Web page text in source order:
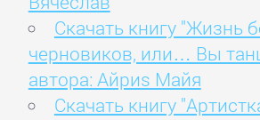
Скачать книгу "Жизнь
черновиков, или… Вы
автора: Айриs Майя
Скачать книгу